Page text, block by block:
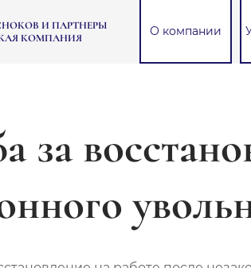
И ПАРТНЕРЫ
КОМПАНИЯ
О компании
за